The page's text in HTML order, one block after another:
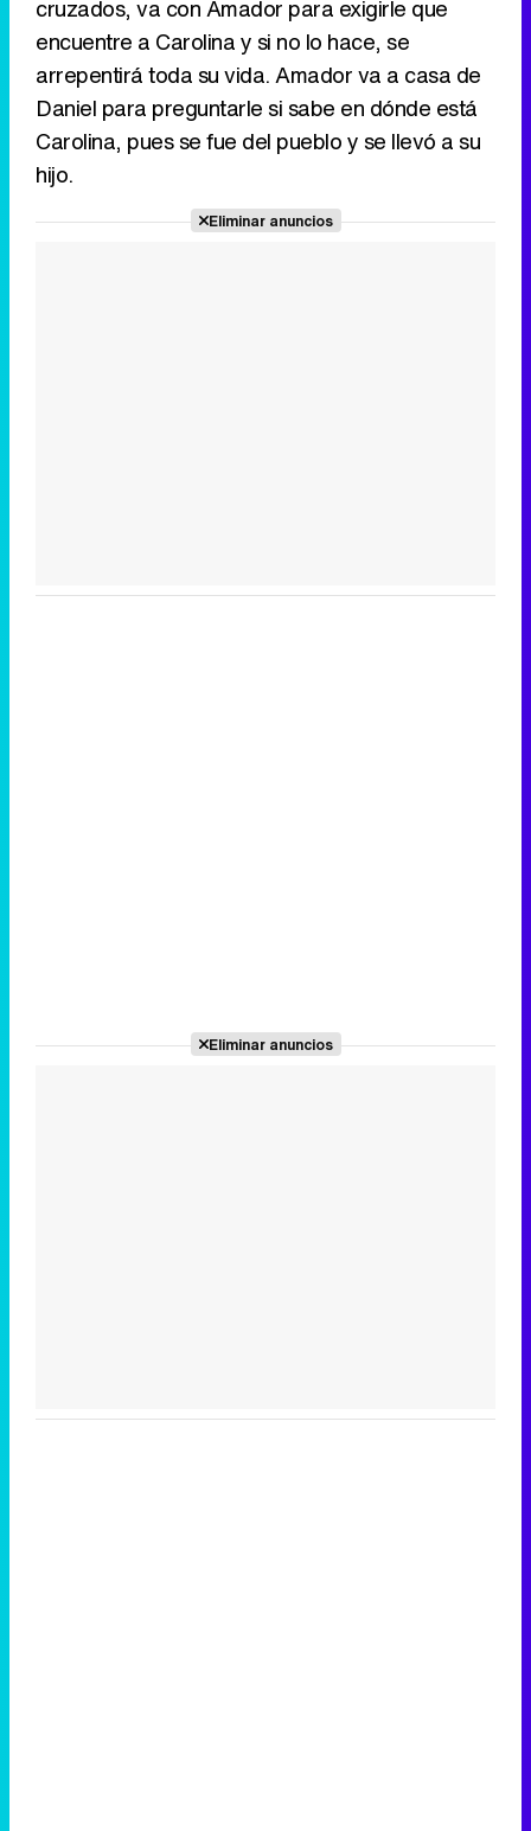
cruzados, va con Amador para exigirle que
encuentre a Carolina y si no lo hace, se
arrepentirá toda su vida. Amador va a casa de
Daniel para preguntarle si sabe en dónde está
Carolina, pues se fue del pueblo y se llevó a su
hijo.
Eliminar anuncios
Eliminar anuncios